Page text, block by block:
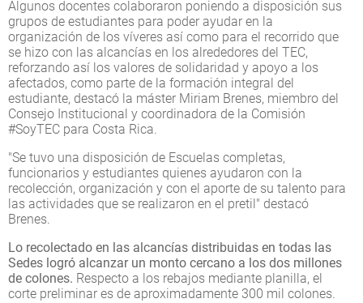
Algunos docentes colaboraron poniendo a disposición sus
grupos de estudiantes para poder ayudar en la
organización de los víveres así como para el recorrido que
se hizo con las alcancías en los alrededores del TEC,
reforzando así los valores de solidaridad y apoyo a los
afectados, como parte de la formación integral del
estudiante, destacó la máster Miriam Brenes, miembro del
Consejo Institucional y coordinadora de la Comisión
#SoyTEC para Costa Rica.
"Se tuvo una disposición de Escuelas completas,
funcionarios y estudiantes quienes ayudaron con la
recolección, organización y con el aporte de su talento para
las actividades que se realizaron en el pretil" destacó
Brenes.
Lo recolectado en las alcancías distribuidas en todas las
Sedes logró alcanzar un monto cercano a los dos millones
de colones. Respecto a los rebajos mediante planilla, el
corte preliminar es de aproximadamente 300 mil colones.